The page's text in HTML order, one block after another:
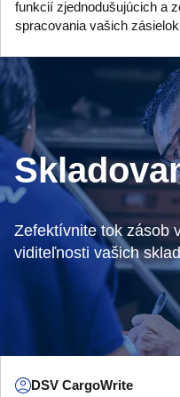
funkcií zjednodušujúcich a
spracovania vašich
Zefektívnite tok zásob
viditeľnosti vašich
DSV CargoWrite